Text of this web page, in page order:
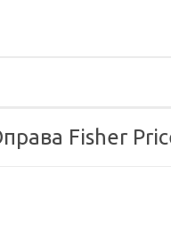
Fisher